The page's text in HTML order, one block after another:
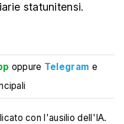
statunitensi.
oppure Telegram e
con l'ausilio dell'IA.